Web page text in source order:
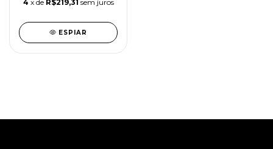
4 x de R$219,31 sem juros
ESPIAR